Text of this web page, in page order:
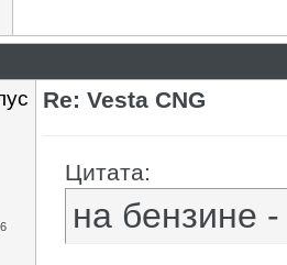
Re: Vesta CNG
Цитата:
на бензине